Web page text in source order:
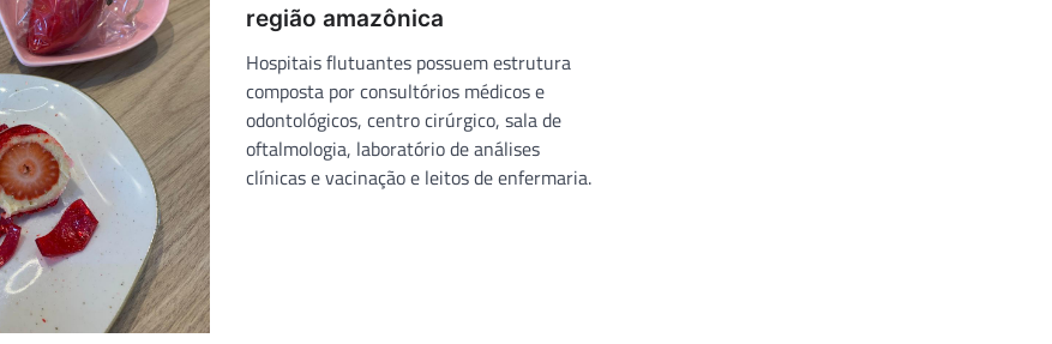
região amazônica
Hospitais flutuantes possuem estrutura
composta por consultórios médicos e
odontológicos, centro cirúrgico, sala de
oftalmologia, laboratório de análises
clínicas e vacinação e leitos de enfermaria.